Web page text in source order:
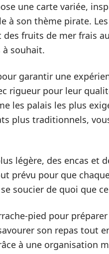
une carte variée,
à son thème pirate.
fruits de mer frais
à souhait.
garantir une
rigueur pour leur
les palais les plus
plus traditionnels,
légère, des encas et
prévu pour que
soucier de quoi que
pied pour
son repas tout
à une organisation